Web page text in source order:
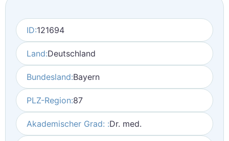
ID:121694
Land:Deutschland
Bundesland:Bayern
PLZ-Region:87
Akademischer Grad: :Dr. med.